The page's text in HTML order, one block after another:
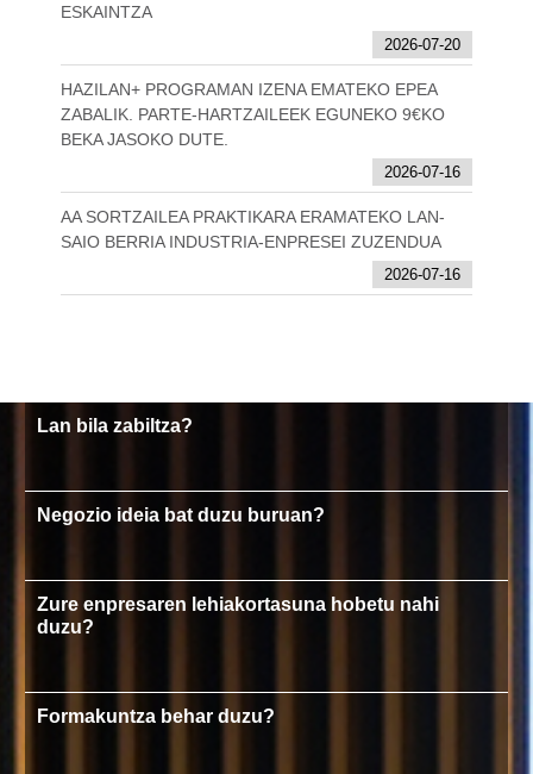
ESKAINTZA
2026-07-20
HAZILAN+ PROGRAMAN IZENA EMATEKO EPEA
ZABALIK. PARTE-HARTZAILEEK EGUNEKO 9€KO
BEKA JASOKO DUTE.
2026-07-16
AA SORTZAILEA PRAKTIKARA ERAMATEKO LAN-
SAIO BERRIA INDUSTRIA-ENPRESEI ZUZENDUA
2026-07-16
Lan bila zabiltza?
Negozio ideia bat duzu buruan?
Zure enpresaren lehiakortasuna hobetu nahi
duzu?
Formakuntza behar duzu?